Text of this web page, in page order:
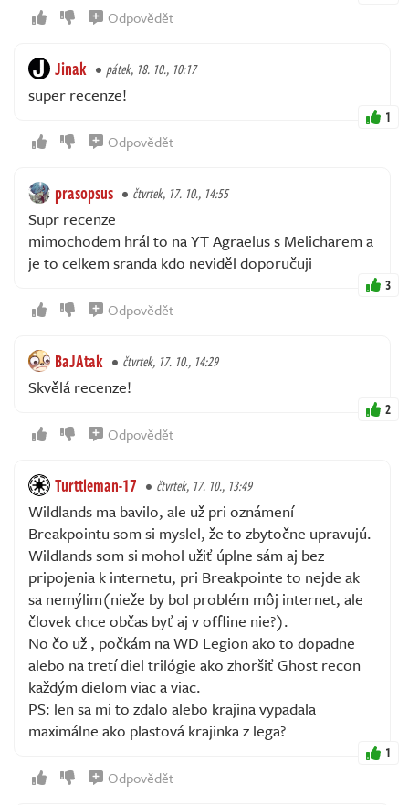
Odpovědět
Jinak pátek, 18. 10., 10:17
super recenze!
1
Odpovědět
prasopsus čtvrtek, 17. 10., 14:55
Supr recenze
mimochodem hrál to na YT Agraelus s Melicharem a
je to celkem sranda kdo neviděl doporučuji
3
Odpovědět
BaJAtak čtvrtek, 17. 10., 14:29
Skvělá recenze!
2
Odpovědět
Turttleman-17 čtvrtek, 17. 10., 13:49
Wildlands ma bavilo, ale už pri oznámení
Breakpointu som si myslel, že to zbytočne upravujú.
Wildlands som si mohol užiť úplne sám aj bez
pripojenia k internetu, pri Breakpointe to nejde ak
sa nemýlim(nieže by bol problém môj internet, ale
človek chce občas byť aj v offline nie?).
No čo už , počkám na WD Legion ako to dopadne
alebo na tretí diel trilógie ako zhoršiť Ghost recon
každým dielom viac a viac.
PS: len sa mi to zdalo alebo krajina vypadala
maximálne ako plastová krajinka z lega?
1
Odpovědět